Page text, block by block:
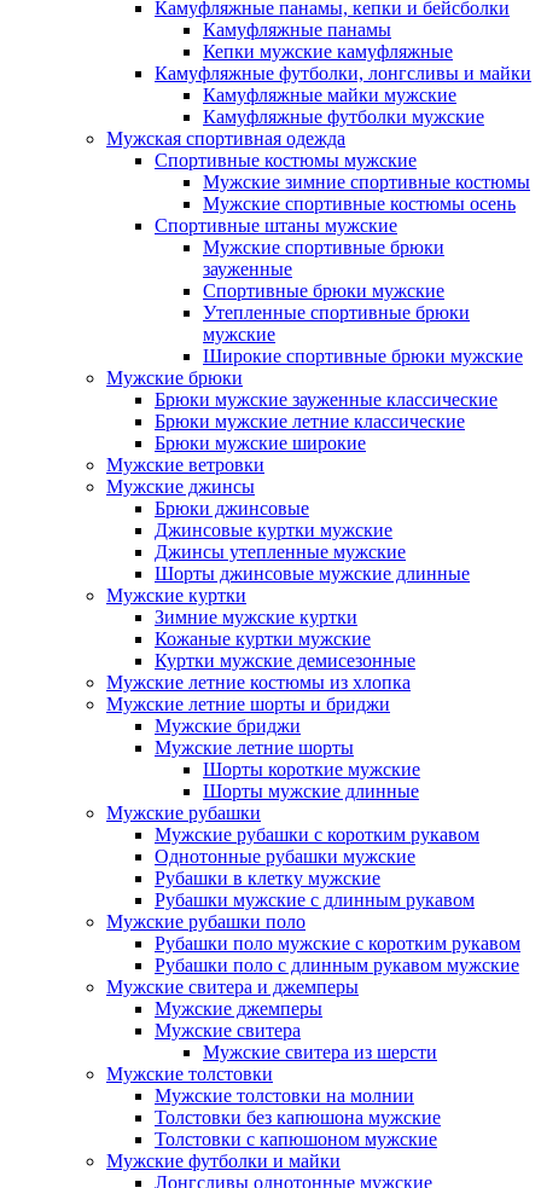
Камуфляжные панамы, кепки и бейсболки
Камуфляжные панамы
Кепки мужские камуфляжные
Камуфляжные футболки, лонгсливы и майки
Камуфляжные майки мужские
Камуфляжные футболки мужские
Мужская спортивная одежда
Спортивные костюмы мужские
Мужские зимние спортивные костюмы
Мужские спортивные костюмы осень
Спортивные штаны мужские
Мужские спортивные брюки
зауженные
Спортивные брюки мужские
Утепленные спортивные брюки
мужские
Широкие спортивные брюки мужские
Мужские брюки
Брюки мужские зауженные классические
Брюки мужские летние классические
Брюки мужские широкие
Мужские ветровки
Мужские джинсы
Брюки джинсовые
Джинсовые куртки мужские
Джинсы утепленные мужские
Шорты джинсовые мужские длинные
Мужские куртки
Зимние мужские куртки
Кожаные куртки мужские
Куртки мужские демисезонные
Мужские летние костюмы из хлопка
Мужские летние шорты и бриджи
Мужские бриджи
Мужские летние шорты
Шорты короткие мужские
Шорты мужские длинные
Мужские рубашки
Мужские рубашки с коротким рукавом
Однотонные рубашки мужские
Рубашки в клетку мужские
Рубашки мужские с длинным рукавом
Мужские рубашки поло
Рубашки поло мужские с коротким рукавом
Рубашки поло с длинным рукавом мужские
Мужские свитера и джемперы
Мужские джемперы
Мужские свитера
Мужские свитера из шерсти
Мужские толстовки
Мужские толстовки на молнии
Толстовки без капюшона мужские
Толстовки с капюшоном мужские
Мужские футболки и майки
Лонгсливы однотонные мужские